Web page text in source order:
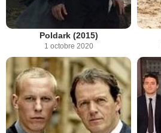
Poldark (2015)
1 octobre 2020